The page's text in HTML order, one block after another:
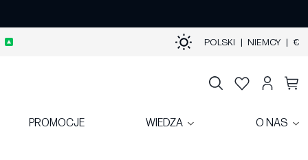
POLSKI | NIEMCY | €
PROMOCJE WIEDZA O NAS